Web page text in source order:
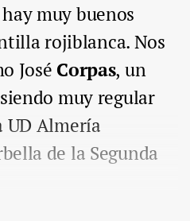
muy buenos
rojiblanca. Nos
José Corpas, un
muy regular
UD Almería
de la Segunda